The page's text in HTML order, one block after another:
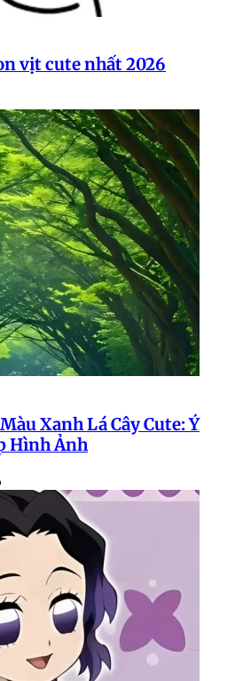
vịt cute nhất 2026
Xanh Lá Cây Cute: Ý
Hình Ảnh